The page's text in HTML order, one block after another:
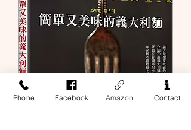
Phone Facebook Amazon Contact